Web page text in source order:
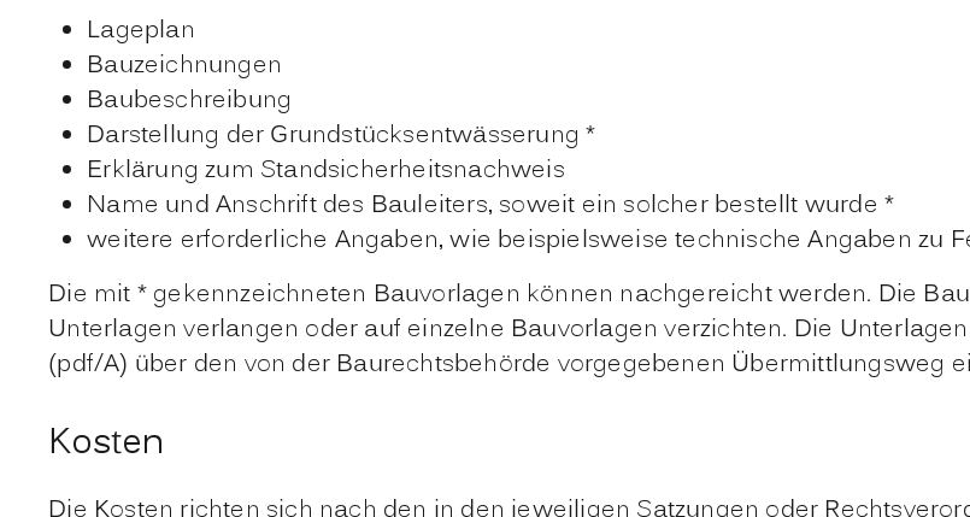
Lageplan
Bauzeichnungen
Baubeschreibung
Darstellung der Grundstücksentwässerung *
Erklärung zum Standsicherheitsnachweis
Name und Anschrift des Bauleiters, soweit ein solcher bestellt wurde *
weitere erforderliche Angaben, wie beispielsweise technische Angaben zu
Die mit * gekennzeichneten Bauvorlagen können nachgereicht werden. Die
Unterlagen verlangen oder auf einzelne Bauvorlagen verzichten. Die
(pdf/A) über den von der Baurechtsbehörde vorgegebenen Übermittlungsweg
Kosten